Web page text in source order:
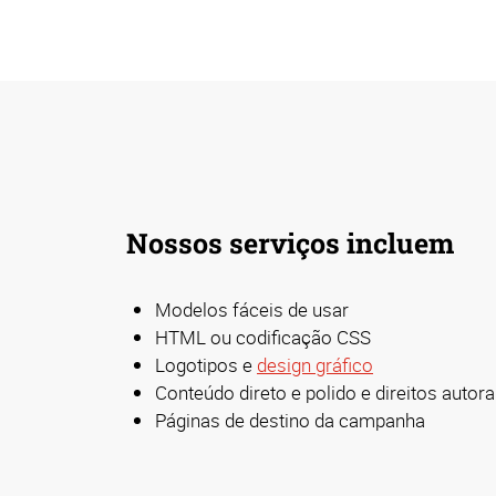
Nossos serviços incluem
Modelos fáceis de usar
HTML ou codificação CSS
Logotipos e design gráfico
Conteúdo direto e polido e direitos
Páginas de destino da campanha